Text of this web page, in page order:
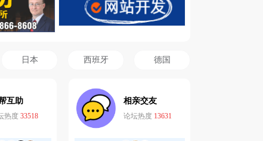
日本 西班牙 德国
互助
热度 33518
相亲交友
论坛热度 13631